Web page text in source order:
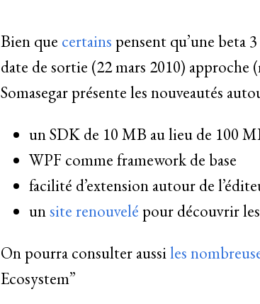
Bien que certains pensent qu’une beta
date de sortie (22 mars 2010)
Somasegar présente les nouveautés
un SDK de 10 MB au lieu de 100
WPF comme framework de base
facilité d’extension autour de
unsite renouvelé pour découvrir
On pourra consulter aussiles
Ecosystem”